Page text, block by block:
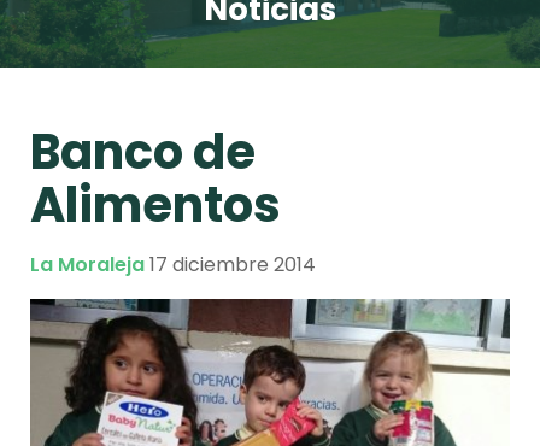
Noticias
Banco de
Alimentos
La Moraleja17 diciembre 2014